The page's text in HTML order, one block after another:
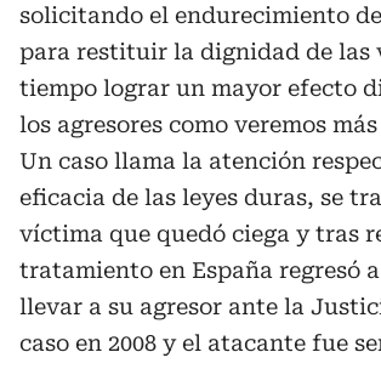
solicitando el endurecimiento
para restituir la dignidad de las
tiempo lograr un mayor efecto
los agresores como veremos
Un caso llama la atención
eficacia de las leyes duras, se
víctima que quedó ciega y tras
tratamiento en España regresó
llevar a su agresor ante la
caso en 2008 y el atacante fue